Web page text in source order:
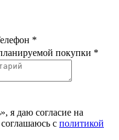
*
покупки *
я даю согласие на
c политикой